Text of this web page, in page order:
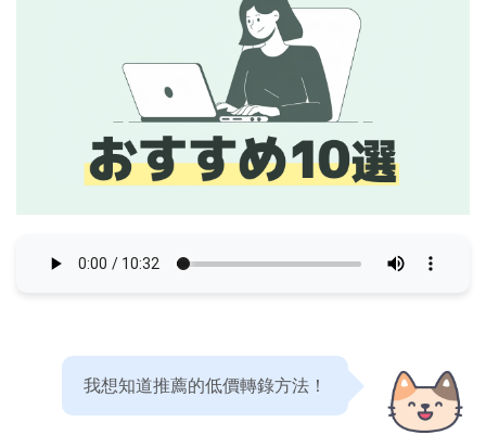
我想知道推薦的低價轉錄方法！